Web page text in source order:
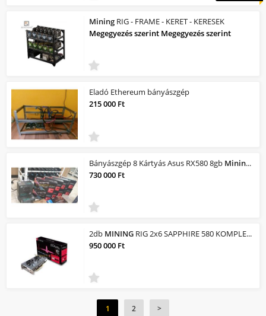
Mining RIG - FRAME - KERET - KERESEK
Megegyezés szerint Megegyezés szerint
Eladó Ethereum bányászgép
215 000 Ft
Bányászgép 8 Kártyás Asus RX580 8gb Mining RIG
730 000 Ft
2db MINING RIG 2x6 SAPPHIRE 580 KOMPLETTE KULCSRA KÉSZEN! AZ ÁR 2DB-ra vonatkozi...
950 000 Ft
1 2 >